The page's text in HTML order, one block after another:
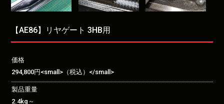
【AE86】リヤゲート 3HB用
価格
294,800円<small>（税込）</small>
製品重量
2.4kg～